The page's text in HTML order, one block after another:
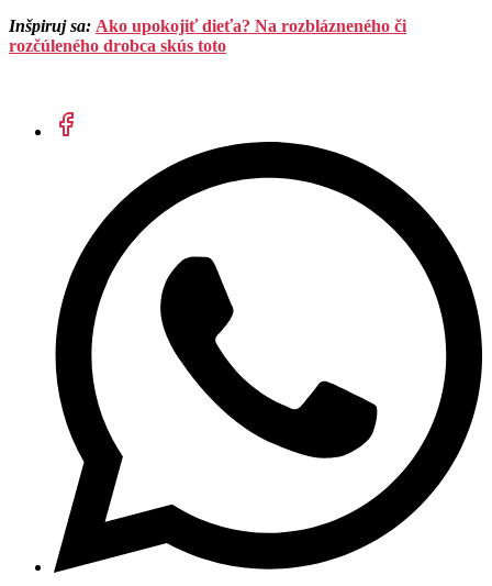
Inšpiruj sa: Ako upokojiť dieťa? Na rozblázneného či
rozčúleného drobca skús toto